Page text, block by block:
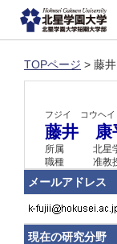
TOPページ > 藤
フジイ コウヘイ
藤井 康
所属
北星
職種
准教
メールアドレス
現在の研究分野